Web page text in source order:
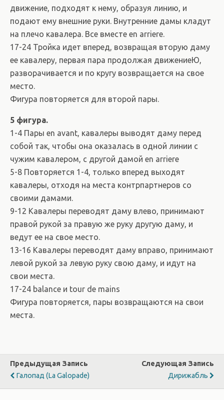
движение, подходят к нему, образуя линию, и
подают ему внешние руки. Внутренние дамы кладут
на плечо кавалера. Все вместе en arriere.
17-24 Тройка идет вперед, возвращая вторую даму
ее кавалеру, первая пара продолжая движениеЮ,
разворачивается и по кругу возвращается на свое
место.
Фигура повторяется для второй пары.
5 фигура.
1-4 Пары en avant, кавалеры выводят даму перед
собой так, чтобы она оказалась в одной линии с
чужим кавалером, с другой дамой en arriere
5-8 Повторяется 1-4, только вперед выходят
кавалеры, отходя на места контрпартнеров со
своими дамами.
9-12 Кавалеры переводят даму влево, принимают
правой рукой за правую же руку другую даму, и
ведут ее на свое место.
13-16 Кавалеры переводят даму вправо, принимают
левой рукой за левую руку свою даму, и идут на
свои места.
17-24 balance и tour de mains
Фигура повторяется, пары возвращаются на свои
места.
Предыдущая Запись
Галопад (La Galopade)
Следующая Запись
Дирижабль